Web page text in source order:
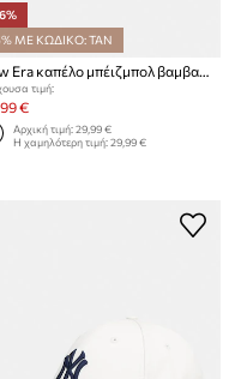
ΜΕ ΚΩΔΙΚΟ: TAN
New Era καπέλο μπέιζμπολ βαμβακερό METALLIC 940 NYY
τιμή:
€
Αρχική τιμή:29,99 €
Η χαμηλότερη τιμή:29,99 €